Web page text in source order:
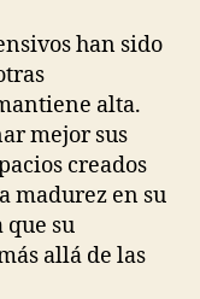
han sido
alta.
mejor sus
creados
madurez en su
su
allá de las